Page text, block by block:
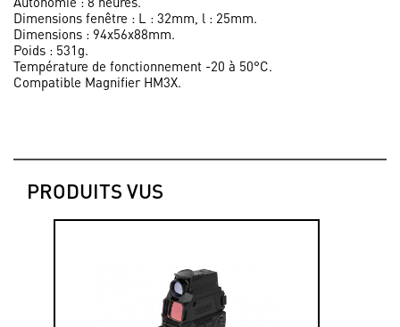
Dimensions fenêtre : L : 32mm, l : 25mm.
Dimensions : 94x56x88mm.
Poids : 531g.
Température de fonctionnement -20 à 50°C.
Compatible Magnifier HM3X.
PRODUITS VUS